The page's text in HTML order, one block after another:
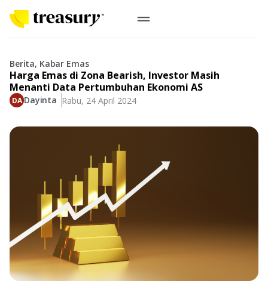
Emas Fisik
Logam Mulia
Koin Nusantara, Lunar & Custom
Perhiasan
From Story
Buyback
Jual emas kamu ke Treasury
Perusahaan
Gold for Good
Berkontribusi pada hal yang benar-benar berarti
#BuatMasaDepan
Green Gold
Indonesia
Indonesia
Berita, Kabar Emas
Harga Emas di Zona Bearish, Investor Masih
Menanti Data Pertumbuhan Ekonomi AS
Dayinta Rabu, 24 April 2024